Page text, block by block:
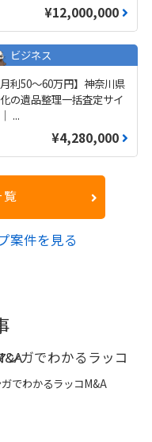
¥12,000,000
ビジネス
月利50〜60万円】神奈川県
の遺品整理一括査定サイ
...
¥4,280,000
案件を見る
でわかるラッコM&A